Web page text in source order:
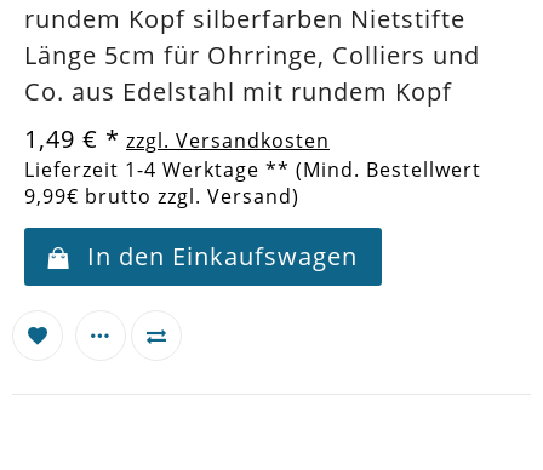
rundem Kopf silberfarben Nietstifte
Länge 5cm für Ohrringe, Colliers und
Co. aus Edelstahl mit rundem Kopf
1,49 € * zzgl. Versandkosten
Lieferzeit 1-4 Werktage ** (Mind. Bestellwert
9,99€ brutto zzgl. Versand)
In den Einkaufswagen